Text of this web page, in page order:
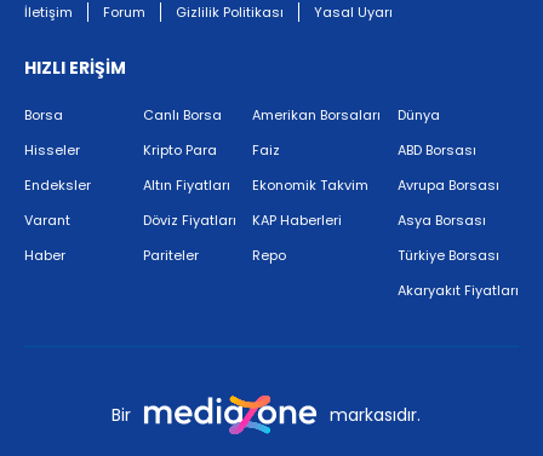
İletişim Forum Gizlilik Politikası Yasal Uyarı
HIZLI ERİŞİM
Borsa
Hisseler
Endeksler
Varant
Haber
Canlı Borsa
Kripto Para
Altın Fiyatları
Döviz Fiyatları
Pariteler
Amerikan Borsaları
Faiz
Ekonomik Takvim
KAP Haberleri
Repo
Dünya
ABD Borsası
Avrupa Borsası
Asya Borsası
Türkiye Borsası
Akaryakıt Fiyatları
Bir markasıdır.